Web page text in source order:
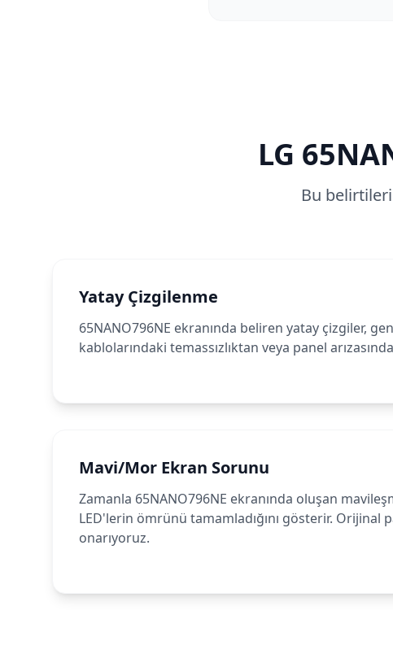
LG
Bu
Yatay Çizgilenme
65NANO796NE ekranında beliren yatay çizgiler,
kablolarındaki temassızlıktan veya panel
Mavi/Mor Ekran Sorunu
Zamanla 65NANO796NE ekranında oluşan
LED'lerin ömrünü tamamladığını gösterir. Orijinal
onarıyoruz.